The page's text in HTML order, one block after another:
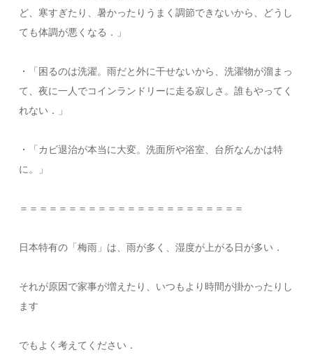
ど、寒すぎたり、暑かったりうまく調節できないから、どうし
ても体調が悪くなる．」
・「困るのは洗濯。雨だと外に干せないから、洗濯物が溜まっ
て、夜に一人でコインランドリーに走る寂しさ。誰もやってく
れない．」
・「カビ退治が本当に大変。洗面所や浴室、台所なんかは特
に。」
＝＝＝＝＝＝＝＝＝＝＝＝＝＝＝＝＝＝＝＝＝＝＝
日本特有の「梅雨」は、雨が多く、湿度が上がる日が多い．
それが原因で家事が増えたり、いつもより時間が掛かったりし
ます
でもよく考えてください．